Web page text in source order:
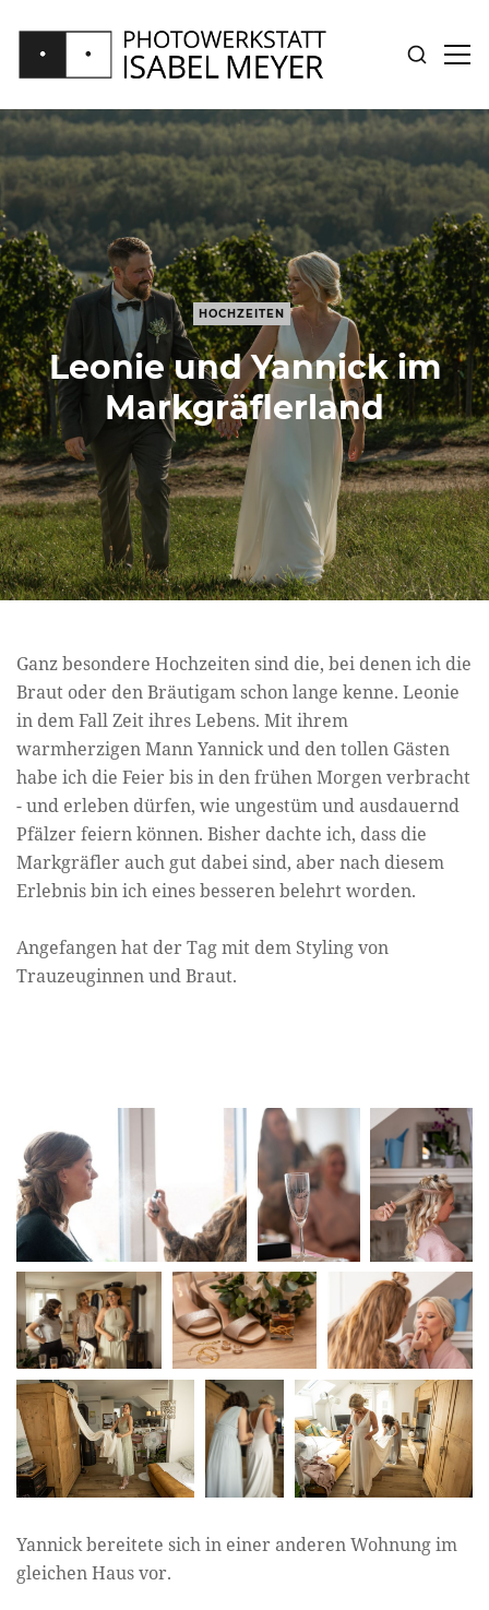
ISABEL
MEYER
SUCHE
HOCHZEITEN
Leonie und Yannick im
Markgräflerland
Ganz besondere Hochzeiten sind die, bei denen ich die
Braut oder den Bräutigam schon lange kenne. Leonie
in dem Fall Zeit ihres Lebens. Mit ihrem
warmherzigen Mann Yannick und den tollen Gästen
habe ich die Feier bis in den frühen Morgen verbracht
- und erleben dürfen, wie ungestüm und ausdauernd
Pfälzer feiern können. Bisher dachte ich, dass die
Markgräfler auch gut dabei sind, aber nach diesem
Erlebnis bin ich eines besseren belehrt worden.
Angefangen hat der Tag mit dem Styling von
Trauzeuginnen und Braut.
Yannick bereitete sich in einer anderen Wohnung im
gleichen Haus vor.